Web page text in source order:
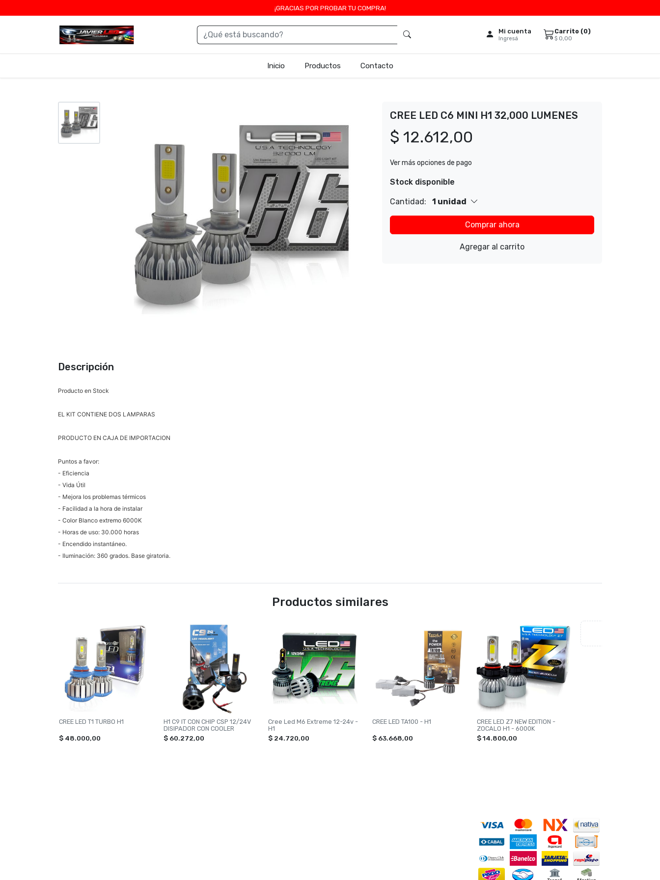
¡GRACIAS POR PROBAR TU COMPRA!
Mi cuenta
Ingresá
Carrito (0)
$ 0,00
Inicio Productos Contacto
CREE LED C6 MINI H1 32,000 LUMENES
$ 12.612,00
Ver más opciones de pago
Stock disponible
Cantidad: 1 unidad
Comprar ahora
Agregar al carrito
Descripción
Producto en Stock
EL KIT CONTIENE DOS LAMPARAS
PRODUCTO EN CAJA DE IMPORTACION
Puntos a favor:
- Eficiencia
- Vida Útil
- Mejora los problemas térmicos
- Facilidad a la hora de instalar
- Color Blanco extremo 6000K
- Horas de uso: 30.000 horas
- Encendido instantáneo.
- Iluminación: 360 grados. Base giratoria.
Productos similares
CREE LED T1 TURBO H1
$ 48.000,00
H1 C9 IT CON CHIP CSP 12/24V
DISIPADOR CON COOLER
$ 60.272,00
Cree Led M6 Extreme 12-24v -
H1
$ 24.720,00
CREE LED TA100 - H1
$ 63.668,00
CREE LED Z7 NEW EDITION -
ZOCALO H1 - 6000K
$ 14.800,00